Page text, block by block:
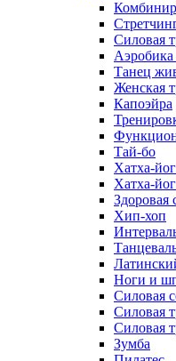
Силовая
Танец
Женская
Капоэйра
Тай-бо
Хатха-
Хатха-
Здоровая
Хип-хоп
Ноги и
Силовая
Силовая
Силовая
Зумба